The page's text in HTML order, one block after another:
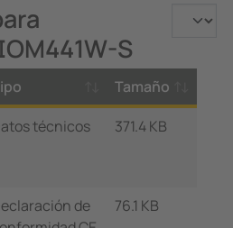
S
Tamaño
técnicos 371.4 KB
de
76.1 KB